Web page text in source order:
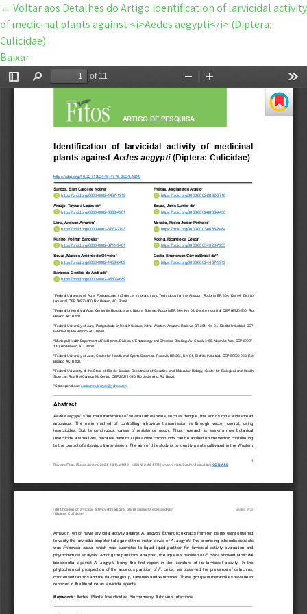
← Voltar aos Detalhes do Artigo Identification of larvicidal activity
of medicinal plants against <i>Aedes aegypti</i> (Diptera:
Culicidae)
Baixar